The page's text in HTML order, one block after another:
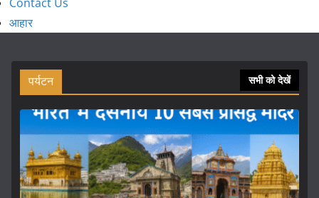
आहार
पर्यटन सभी को देखें